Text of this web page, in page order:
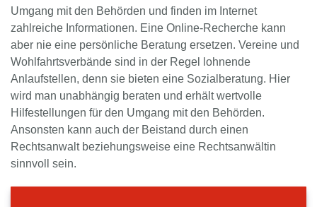
Umgang mit den Behörden und finden im Internet
zahlreiche Informationen. Eine Online-Recherche kann
aber nie eine persönliche Beratung ersetzen. Vereine und
Wohlfahrtsverbände sind in der Regel lohnende
Anlaufstellen, denn sie bieten eine Sozialberatung. Hier
wird man unabhängig beraten und erhält wertvolle
Hilfestellungen für den Umgang mit den Behörden.
Ansonsten kann auch der Beistand durch einen
Rechtsanwalt beziehungsweise eine Rechtsanwältin
sinnvoll sein.